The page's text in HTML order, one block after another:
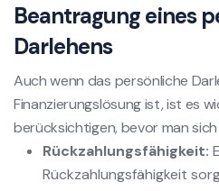
Beantragung eines
Darlehens
Auch wenn das persönliche
Finanzierungslösung ist, ist es
berücksichtigen, bevor man
Rückzahlungsfähigkeit:
Rückzahlungsfähigkeit